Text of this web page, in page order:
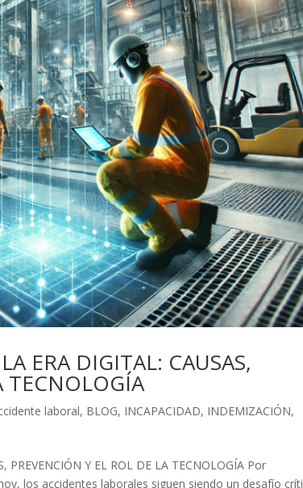
ERA DIGITAL: CAUSAS,
TECNOLOGÍA
laboral, BLOG, INCAPACIDAD, INDEMIZACIÓN,
PREVENCIÓN Y EL ROL DE LA TECNOLOGÍA Por
los accidentes laborales siguen siendo un desafío